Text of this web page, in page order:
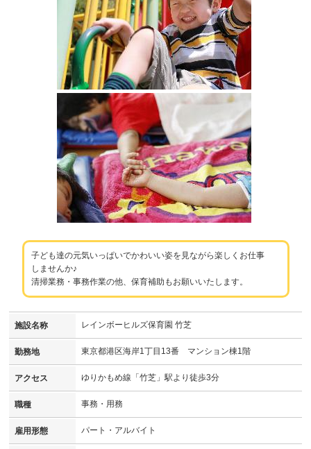
子ども達の元気いっぱいでかわいい姿を見ながら楽しくお仕事
しませんか♪
清掃業務・事務作業の他、保育補助もお願いいたします。
施設名称 レインボーヒルズ保育園 竹芝
勤務地 東京都港区海岸1丁目13番 マンション棟1階
アクセス ゆりかもめ線「竹芝」駅より徒歩3分
職種 事務・用務
雇用形態 パート・アルバイト